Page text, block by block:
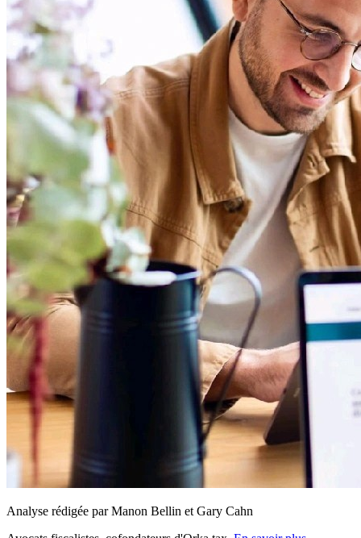
Analyse rédigée par Manon Bellin et Gary Cahn